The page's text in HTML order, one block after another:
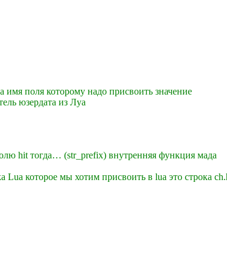
имя поля которому надо присвоить значение
юзердата из Луа
hit тогда… (str_prefix) внутренняя функция мада
Lua которое мы хотим присвоить в lua это строка